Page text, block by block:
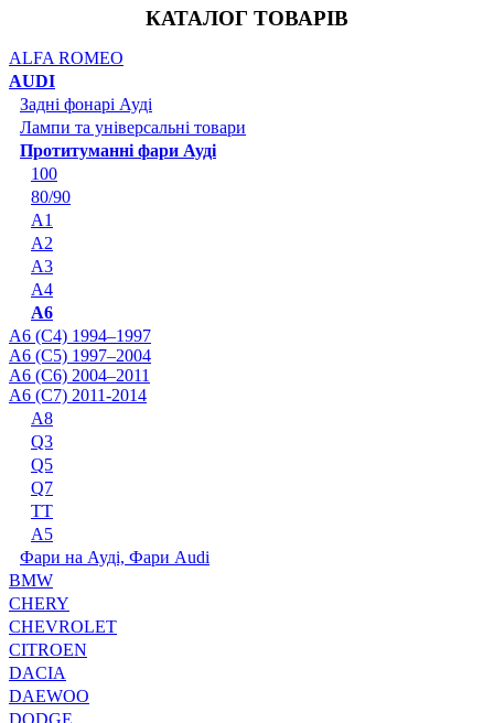
КАТАЛОГ ТОВАРІВ
ALFA ROMEO
AUDI
Задні фонарі Ауді
Лампи та універсальні товари
Протитуманні фари Ауді
100
80/90
A1
A2
A3
A4
A6
A6 (C4) 1994–1997
A6 (C5) 1997–2004
A6 (C6) 2004–2011
A6 (C7) 2011-2014
A8
Q3
Q5
Q7
TT
А5
Фари на Ауді, Фари Audi
BMW
CHERY
CHEVROLET
CITROEN
DACIA
DAEWOO
DODGE